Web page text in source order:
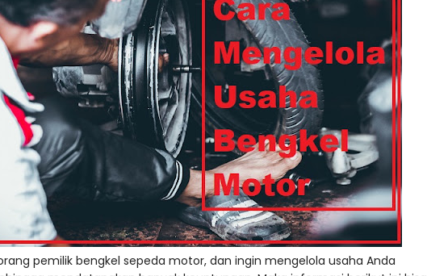
pemilik bengkel sepeda motor, dan ingin mengelola usaha Anda